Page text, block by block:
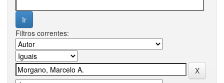
Filtros correntes: